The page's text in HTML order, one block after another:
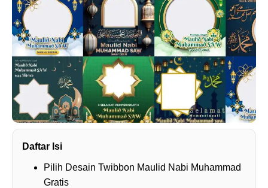
Daftar Isi
Pilih Desain Twibbon Maulid Nabi Muhammad
Gratis